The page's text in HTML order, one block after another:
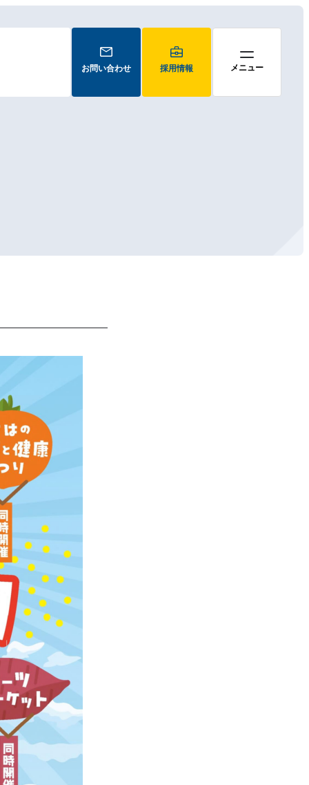
お問い合わせ 採用情報